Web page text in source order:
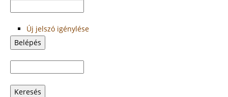
Új jelszó igénylése
Keresés
űrlap